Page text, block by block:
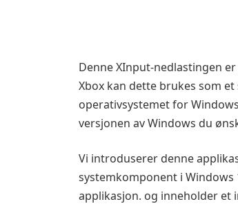
Denne XInput-nedlastingen
Xbox kan dette brukes som
operativsystemet for
versjonen av Windows du
Vi introduserer denne
systemkomponent i Windows
applikasjon. og inneholder et